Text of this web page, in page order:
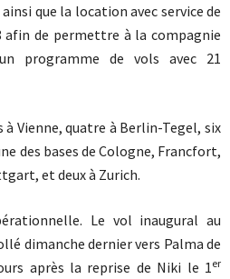
que la location avec service de
afin de permettre à la compagnie
programme de vols avec 21
Vienne, quatre à Berlin-Tegel, six
des bases de Cologne, Francfort,
et deux à Zurich.
Le vol inaugural au
dimanche dernier vers Palma de
après la reprise de Niki le 1er